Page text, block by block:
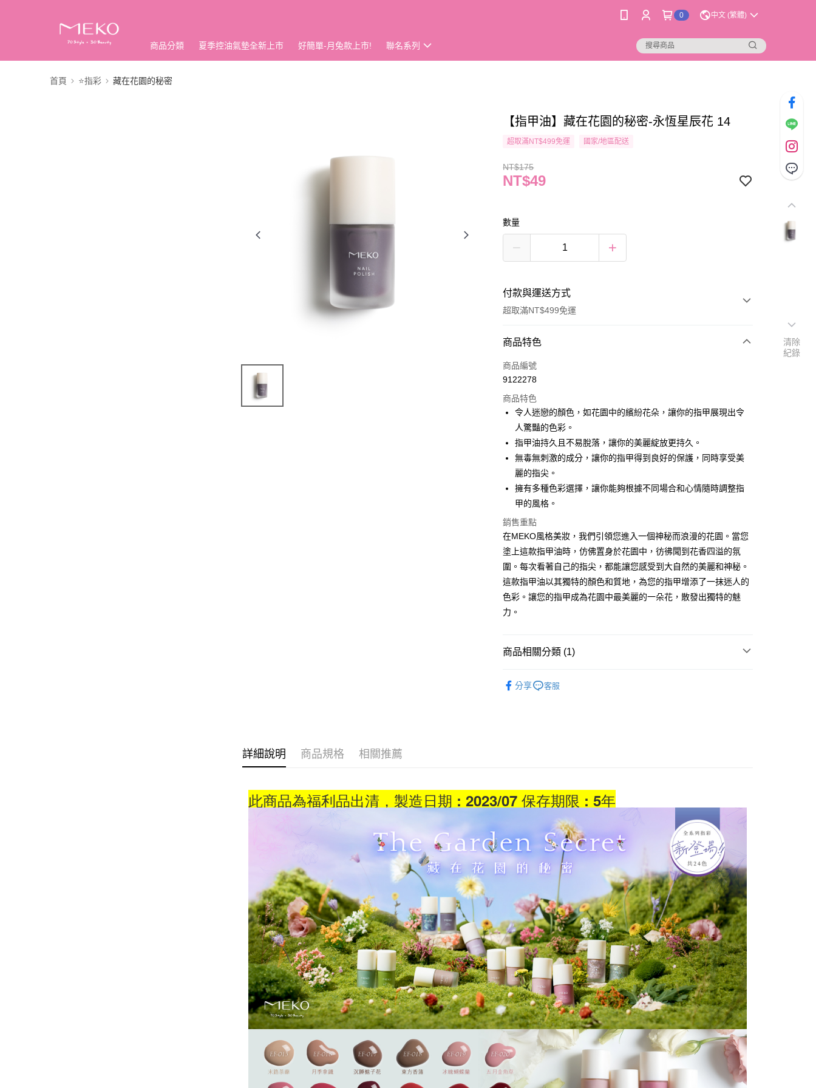
0 中文 (繁體)
商品分類 夏季控油氣墊全新上市 好簡單-月兔款上市! 聯名系列
首頁 ⭐指彩 藏在花園的秘密
【指甲油】藏在花園的秘密-永恆星辰花 14
超取滿NT$499免運 國家/地區配送
NT$175
NT$49
數量
付款與運送方式
超取滿NT$499免運
付款方式
信用卡一次付款
3 期 0 利率 每期 NT$16 21家銀行
合作金庫商業銀行
華南商業銀行
彰化商業銀行
國泰世華商業銀行
兆豐國際商業銀行
臺灣中小企業銀行
匯豐（台灣）商業銀行
華泰商業銀行
聯邦商業銀行
玉山商業銀行
台新國際商業銀行
中國信託商業銀行
台灣樂天信用卡公司
超商取貨付款
Apple Pay
悠遊付
AFTEE先享後付
相關說明
【關於「AFTEE先享後付」】
AFTEE先享後付是「在收到商品之後才付款」的支付方式。 讓您購物簡單
１．簡單：不需註冊會員、不需綁卡、不需儲值。
２．便利：只要手機號碼，簡訊認證，即可結帳。
１．於結帳方式選擇「AFTEE先享後付」後，將跳轉至「AFTEE先享後
３．收到繳費通知簡訊後14天內，點擊此簡訊中的連結，可透過四大超商
１．透過由恩沛科技股份有限公司提供之「AFTEE先享後付」服務完成之
交易，需依本服務之必要範圍內提供個人資料，並將交易相關給付款項請
求債權轉讓予恩沛科技股份有限公司。
２．關於個人資料處理事宜，請瀏覽以下網址：
https://aftee.tw/terms/#terms3
３．未成年的使用者請事先徵得法定代理人或監護人之同意方可使用
「AFTEE先享後付」，若未經同意申辦者引起之損失，本公司不負相關責
任。
４．使用「AFTEE先享後付」時，將依據個別帳號之用戶狀況，依本公司
即時審查核予不同之上限額度；若仍有額度不足之情形，本公司將視審查
結果請求用戶進行身份認證。
５．嚴禁一人註冊多個帳號或使用他人資訊註冊。若發現惡意使用之情
形，恩沛科技股份有限公司將有權停止該用戶之使用額度並採取法律行
動。
ATM付款
運送方式
每筆NT$65，滿NT$499(含以上)免運費
每筆NT$65，滿NT$499(含以上)免運費
每筆NT$85，滿NT$499(含以上)免運費
每筆NT$120，滿NT$499(含以上)免運費
國家/地區配送 查看運費
商品特色
商品編號
9122278
商品特色
令人迷戀的顏色，如花園中的繽紛花朵，讓你的指甲展現出令
人驚豔的色彩。
指甲油持久且不易脫落，讓你的美麗綻放更持久。
無毒無刺激的成分，讓你的指甲得到良好的保護，同時享受美
麗的指尖。
擁有多種色彩選擇，讓你能夠根據不同場合和心情隨時調整指
甲的風格。
銷售重點
在MEKO風格美妝，我們引領您進入一個神秘而浪漫的花園。當您
塗上這款指甲油時，仿佛置身於花園中，彷彿聞到花香四溢的氛
圍。每次看著自己的指尖，都能讓您感受到大自然的美麗和神秘。
這款指甲油以其獨特的顏色和質地，為您的指甲增添了一抹迷人的
色彩。讓您的指甲成為花園中最美麗的一朵花，散發出獨特的魅
力。
商品相關分類 (1)
分享
客服
詳細說明 商品規格 相關推薦
此商品為福利品出清，製造日期 : 2023/07 保存期限 : 5年
清除
紀錄